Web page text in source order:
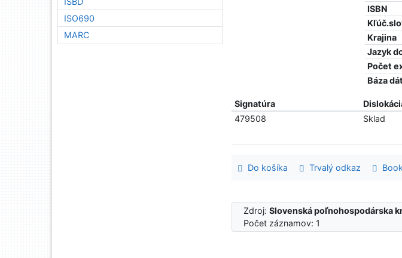
ISBN
Krajina
Jazyk
Počet
Báza dát
Signatúra
479508
Sklad
Do košíka Trvalý odkaz
Zdroj:Slovenská poľnohospodárska
Počet záznamov: 1
ISO690
MARC